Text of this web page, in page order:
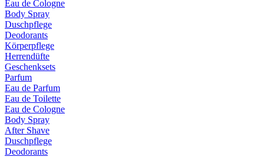
Eau de Cologne
Body Spray
Duschpflege
Deodorants
Körperpflege
Herrendüfte
Geschenksets
Parfum
Eau de Parfum
Eau de Toilette
Eau de Cologne
Body Spray
After Shave
Duschpflege
Deodorants